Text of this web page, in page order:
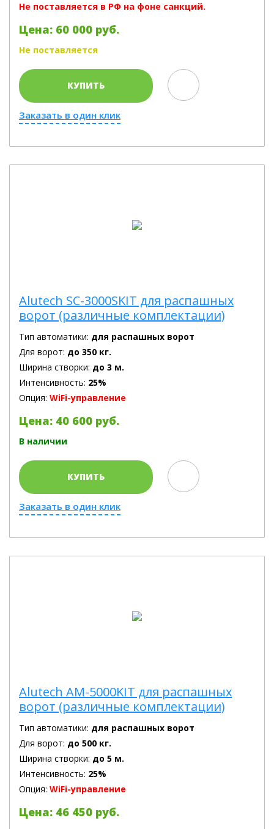
Не поставляется в РФ на фоне санкций.
Цена: 60 000 руб.
Не поставляется
КУПИТЬ
Заказать в один клик
Alutech SC-3000SKIT для распашных
ворот (различные комплектации)
Тип автоматики: для распашных ворот
Для ворот: до 350 кг.
Ширина створки: до 3 м.
Интенсивность: 25%
Опция: WiFi-управление
Цена: 40 600 руб.
В наличии
КУПИТЬ
Заказать в один клик
Alutech AM-5000KIT для распашных
ворот (различные комплектации)
Тип автоматики: для распашных ворот
Для ворот: до 500 кг.
Ширина створки: до 5 м.
Интенсивность: 25%
Опция: WiFi-управление
Цена: 46 450 руб.